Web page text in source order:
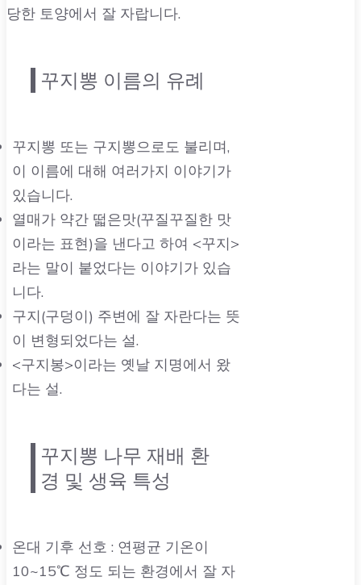
당한 토양에서 잘 자랍니다.
꾸지뽕 이름의 유례
꾸지뽕 또는 구지뽕으로도 불리며,
이 이름에 대해 여러가지 이야기가
있습니다.
열매가 약간 떫은맛(꾸질꾸질한 맛
이라는 표현)을 낸다고 하여 <꾸지>
라는 말이 붙었다는 이야기가 있습
니다.
구지(구덩이) 주변에 잘 자란다는 뜻
이 변형되었다는 설.
<구지봉>이라는 옛날 지명에서 왔
다는 설.
꾸지뽕 나무 재배 환
경 및 생육 특성
온대 기후 선호 : 연평균 기온이
10~15℃ 정도 되는 환경에서 잘 자